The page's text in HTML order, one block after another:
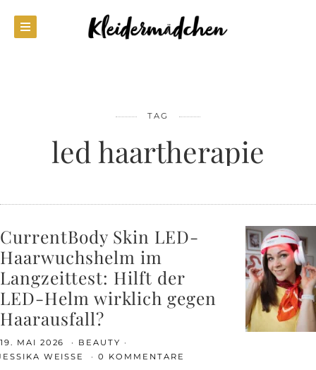
TAG
led haartherapie
CurrentBody Skin LED-
Haarwuchshelm im
Langzeittest: Hilft der
LED-Helm wirklich gegen
Haarausfall?
19. MAI 2026
BEAUTY
WEISSE
0 KOMMENTARE